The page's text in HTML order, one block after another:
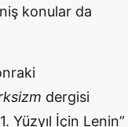
konular da
dergisi
Yüzyıl İçin Lenin”